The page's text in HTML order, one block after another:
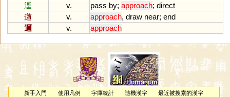
逕
v. pass by; approach; direct
遒
v. approach, draw near; end
邇
v. approach
新手入門 使用凡例 字庫統計 隨機漢字
最近被搜索的漢字